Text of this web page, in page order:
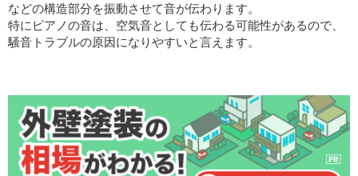
などの構造部分を振動させて音が伝わります。
特にピアノの音は、空気音としても伝わる可能性があるので、
騒音トラブルの原因になりやすいと言えます。